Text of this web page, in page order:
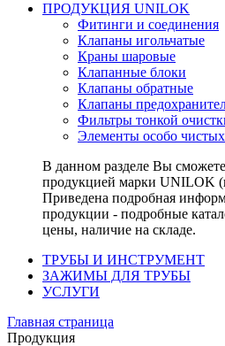
ПРОДУКЦИЯ UNILOK
Фитинги и соединения
Клапаны игольчатые
Краны шаровые
Клапанные блоки
Клапаны обратные
Клапаны
Фильтры тонкой
Элементы особо
В данном разделе Вы
продукцией марки UNILOK
Приведена подробная
продукции - подробные
цены, наличие на складе.
ТРУБЫ И ИНСТРУМЕНТ
ЗАЖИМЫ ДЛЯ ТРУБЫ
УСЛУГИ
Главная страница
Продукция